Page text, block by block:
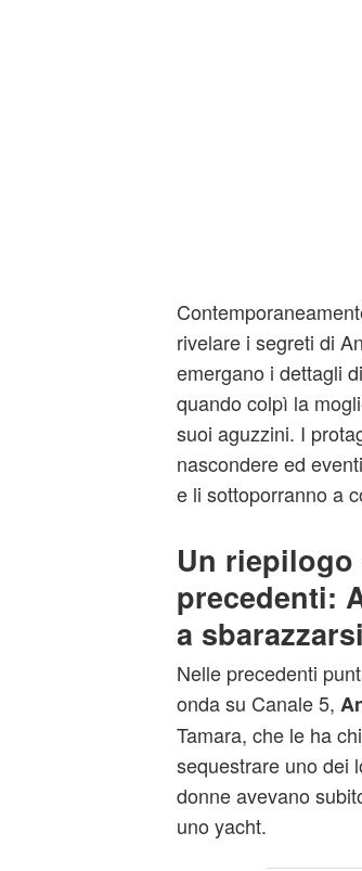
rivelare i segreti di
emergano i dettagli
quando colpì la
suoi aguzzini. I
nascondere ed
e li sottoporranno a
Un
precedenti:
a
Nelle precedenti
onda su Canale 5,
Tamara, che le ha
sequestrare uno dei
donne avevano
uno yacht.